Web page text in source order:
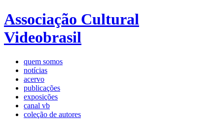
Associação Cultural
Videobrasil
quem somos
notícias
acervo
publicações
exposições
canal vb
coleção de autores